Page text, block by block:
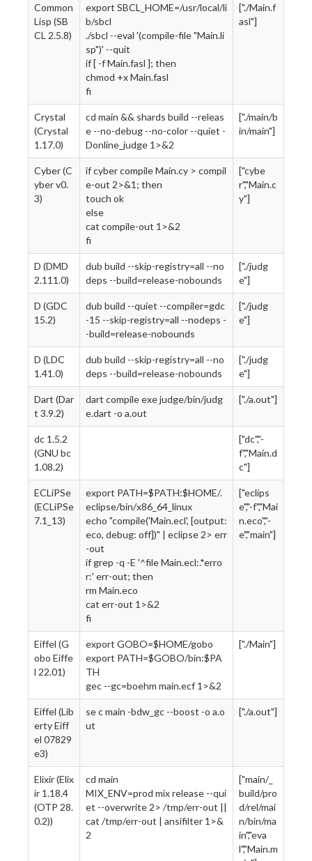
Common
Lisp (SB
CL 2.5.8)
export SBCL_HOME=/usr/local/li
b/sbcl
./sbcl --eval '(compile-file "Main.li
sp")' --quit
if [ -f Main.fasl ]; then
chmod +x Main.fasl
fi
["./Main.f
asl"]
Crystal
(Crystal
1.17.0)
cd main && shards build --releas
e --no-debug --no-color --quiet -
Donline_judge 1>&2
["./main/b
in/main"]
Cyber (C
yber v0.
3)
if cyber compile Main.cy > compil
e-out 2>&1; then
touch ok
else
cat compile-out 1>&2
fi
["cybe
r","Main.c
y"]
D (DMD
2.111.0)
dub build --skip-registry=all --no
deps --build=release-nobounds
["./judg
e"]
D (GDC
15.2)
dub build --quiet --compiler=gdc
-15 --skip-registry=all --nodeps -
-build=release-nobounds
["./judg
e"]
D (LDC
1.41.0)
dub build --skip-registry=all --no
deps --build=release-nobounds
["./judg
e"]
Dart (Dar
t 3.9.2)
dart compile exe judge/bin/judg
e.dart -o a.out
["./a.out"]
dc 1.5.2
(GNU bc
1.08.2)
["dc","-
f","Main.d
c"]
ECLiPSe
(ECLiPSe
7.1_13)
export PATH=$PATH:$HOME/.
eclipse/bin/x86_64_linux
echo "compile('Main.ecl', [output:
eco, debug: off])" | eclipse 2> err
-out
if grep -q -E '^file Main.ecl:.*erro
r:' err-out; then
rm Main.eco
cat err-out 1>&2
fi
["eclips
e","-f","Mai
n.eco","-
e","main"]
Eiffel (G
obo Eiffe
l 22.01)
export GOBO=$HOME/gobo
export PATH=$GOBO/bin:$PA
TH
gec --gc=boehm main.ecf 1>&2
["./Main"]
Eiffel (Lib
erty Eiff
el 07829
e3)
se c main -bdw_gc --boost -o a.o
ut
["./a.out"]
Elixir (Elix
ir 1.18.4
(OTP 28.
0.2))
cd main
MIX_ENV=prod mix release --qui
et --overwrite 2> /tmp/err-out ||
cat /tmp/err-out | ansifilter 1>&
2
["main/_
build/pro
d/rel/mai
n/bin/ma
in","eva
l","Main.m